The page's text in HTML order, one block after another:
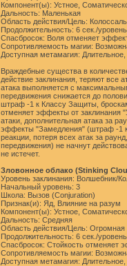
Компонент(ы): Устное,
Дальность: Маленькая
Область действия/Цель:
Продолжительность: 6 сек./уровень
Спасбросок: Воля отменяет
Сопротивляемость магии:
Доступная метамагия:
Враждебные существа в
действие заклинания, теряют все
атака выполняется с
передвижения снижается до
штраф -1 к Классу Защиты,
отменяет эффекты от заклинания
атаки, дополнительная атака за
эффекты "Замедления" (штраф -1
реакции, потеря всех атак за
передвижения) не начнут
не истечет.
Зловонное облако (Stinking
Уровень заклинания: Волшебник/
Начальный уровень: 3
Школа: Вызов (Conjuration)
Признак(и): Яд, Влияние на разум
Компонент(ы): Устное,
Дальность: Средняя
Область действия/Цель: Огромная
Продолжительность: 6 сек./уровень
Спасбросок: Стойкость отменяет
Сопротивляемость магии:
Доступная метамагия: